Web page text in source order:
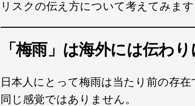
リスクの伝え方について考えてみます
「梅雨」は海外には伝わ
日本人にとって梅雨は当たり前の存
同じ感覚ではありません。